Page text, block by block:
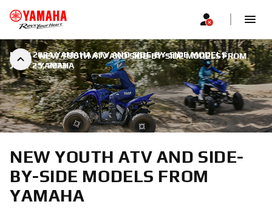
NEW YOUTH ATV AND SIDE-BY-SIDE MODELS FROM
YAMAHA
NEW 2024 YAMAHA ATV AND SIDE-BY-SIDE MODELS |
JULY 25, 2023
NEW YOUTH ATV AND SIDE-
BY-SIDE MODELS FROM
YAMAHA